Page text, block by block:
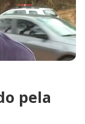
pela